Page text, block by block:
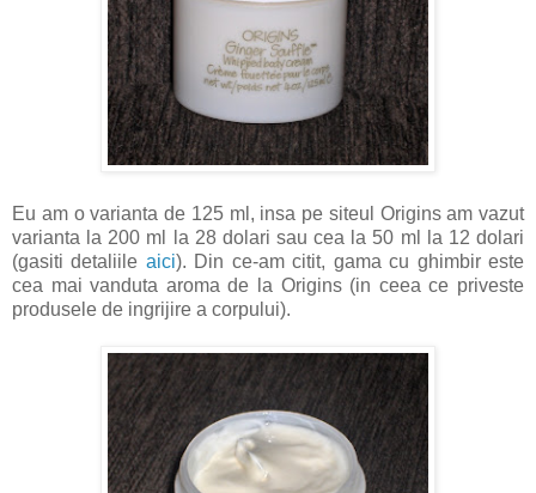
Eu am o varianta de 125 ml, insa pe siteul Origins am vazut
varianta la 200 ml la 28 dolari sau cea la 50 ml la 12 dolari
(gasiti detaliile aici). Din ce-am citit, gama cu ghimbir este
cea mai vanduta aroma de la Origins (in ceea ce priveste
produsele de ingrijire a corpului).